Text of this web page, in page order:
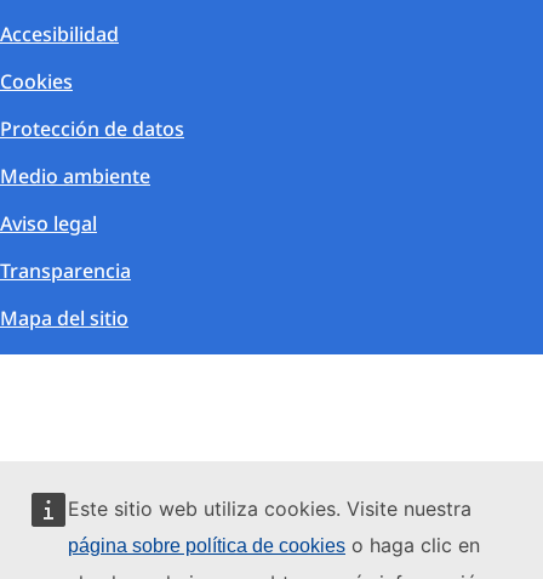
Este sitio web utiliza cookies. Visite nuestra
página sobre política de cookies o haga clic en
Accesibilidad
Cookies
Protección de datos
Medio ambiente
Aviso legal
Transparencia
Mapa del sitio